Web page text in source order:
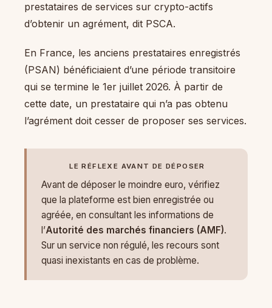
prestataires de services sur crypto-actifs
d’obtenir un agrément, dit PSCA.
En France, les anciens prestataires enregistrés
(PSAN) bénéficiaient d’une période transitoire
qui se termine le 1er juillet 2026. À partir de
cette date, un prestataire qui n’a pas obtenu
l’agrément doit cesser de proposer ses services.
LE RÉFLEXE AVANT DE DÉPOSER
Avant de déposer le moindre euro, vérifiez
que la plateforme est bien enregistrée ou
agréée, en consultant les informations de
l’Autorité des marchés financiers (AMF).
Sur un service non régulé, les recours sont
quasi inexistants en cas de problème.